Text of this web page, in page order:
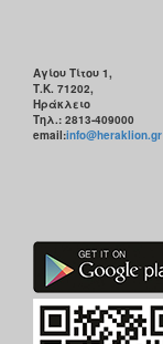
Αγίου Τίτου 1,
Τ.Κ. 71202,
Ηράκλειο
Τηλ.: 2813-409000
email:info@heraklion.gr